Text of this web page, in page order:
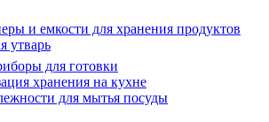
и емкости для хранения продуктов
утварь
для готовки
хранения на кухне
для мытья посуды